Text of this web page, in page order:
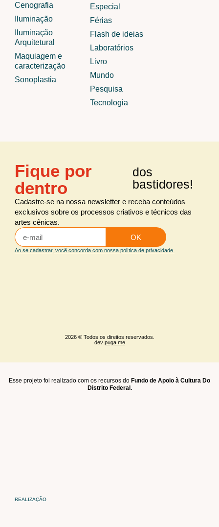
Cenografia
Iluminação
Iluminação
Arquitetural
Maquiagem e
caracterização
Sonoplastia
Especial
Férias
Flash de ideias
Laboratórios
Livro
Mundo
Pesquisa
Tecnologia
2026 © Todos os direitos reservados.
dev puga.me
dos
bastidores!
Fique por
dentro
Cadastre-se na nossa newsletter e receba conteúdos
exclusivos sobre os processos criativos e técnicos das
artes cênicas.
OK
Ao se cadastrar, você concorda com nossa política de privacidade.
Esse projeto foi realizado com os recursos do Fundo de Apoio à Cultura Do
Distrito Federal.
REALIZAÇÃO